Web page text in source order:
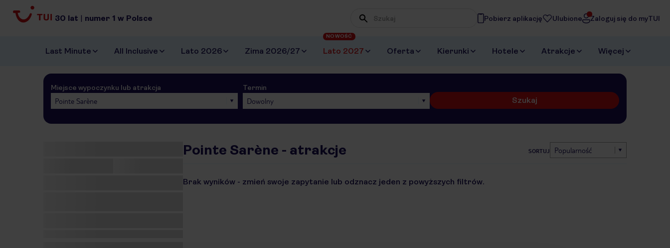
30 lat | numer 1 w Polsce Pobierz aplikację Ulubione Zaloguj się do myTUI
Last Minute All Inclusive Lato 2026 Zima 2026/27 Lato 2027
NOWOŚĆ
Oferta Kierunki Hotele Atrakcje Więcej
Miejsce wypoczynku lub atrakcja
Pointe Sarène
Termin
Dowolny Szukaj
Pointe Sarène - atrakcje SORTUJ Popularność
Brak wyników - zmień swoje zapytanie lub odznacz jeden z powyższych filtrów.